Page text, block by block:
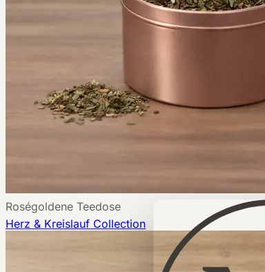
Roségoldene Teedose
Herz & Kreislauf Collection